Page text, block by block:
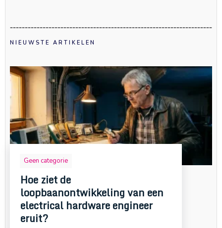
NIEUWSTE ARTIKELEN
Geen categorie
Hoe ziet de
loopbaanontwikkeling van een
electrical hardware engineer
eruit?